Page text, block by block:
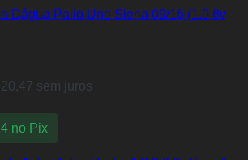
Dágua Palio Uno Siena 09/16 (1.0 8v
20,47 sem juros
no Pix